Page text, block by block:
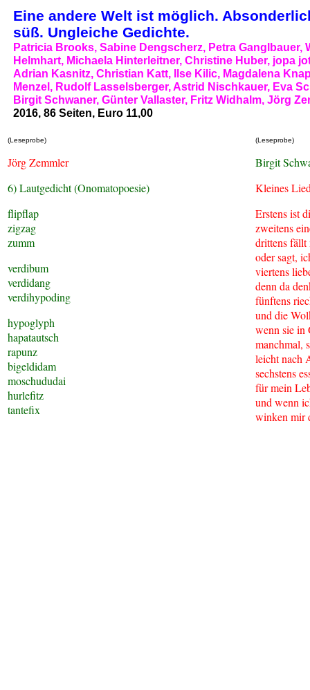
Eine andere Welt ist möglich.
süß. Ungleiche Gedichte.
Patricia Brooks, Sabine Dengscherz, Petra Ganglbauer,
Helmhart, Michaela Hinterleitner, Christine Huber, jopa
Adrian Kasnitz, Christian Katt, Ilse Kilic, Magdalena
Menzel, Rudolf Lasselsberger, Astrid Nischkauer, Eva
Birgit Schwaner, Günter Vallaster, Fritz Widhalm, Jörg
2016, 86 Seiten, Euro 11,00
(Leseprobe)
Jörg Zemmler
6) Lautgedicht (Onomatopoesie)
flipflap
zigzag
zumm
verdibum
verdidang
verdihypoding
hypoglyph
hapatautsch
rapunz
bigeldidam
moschududai
hurlefitz
tantefix
(Leseprobe)
Birgit
Kleines
Erstens ist
zweitens
drittens fällt
oder sagt,
viertens
denn da
fünftens
und die
wenn sie in
manchmal,
leicht nach
sechstens
für mein
und wenn
winken mir